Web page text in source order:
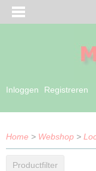
Inloggen Registreren
Home > Webshop >
Productfilter